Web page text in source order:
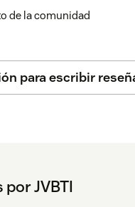
de la comunidad
para escribir
JVBTI